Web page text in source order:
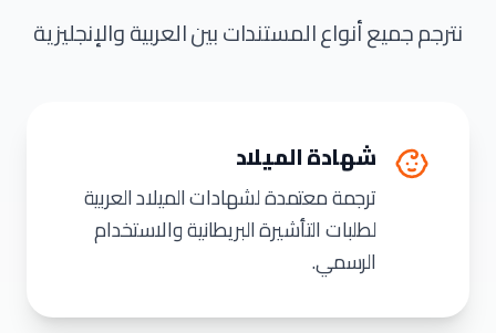
نترجم جميع أنواع المستندات بين العربية والإنجليزية
شهادة الميلاد
ترجمة معتمدة لشهادات الميلاد العربية
لطلبات التأشيرة البريطانية والاستخدام
الرسمي.